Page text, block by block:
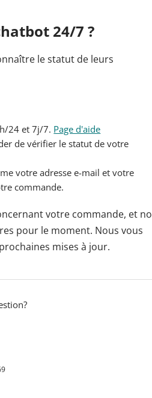
24/7 ?
le statut de leurs
24 et 7j/7. Page d'aide
de vérifier le statut de votre
votre adresse e-mail et votre
commande.
votre commande, et
pour le moment. Nous vous
mises à jour.